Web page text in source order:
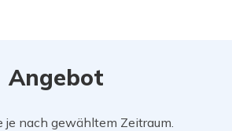
Angebot
je nach gewähltem Zeitraum.